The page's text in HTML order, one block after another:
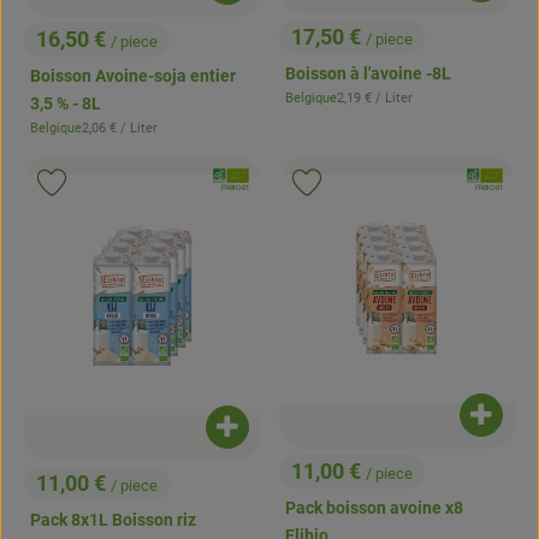
, Prix:
16,50 € / piece
Boisson Avoine-soja entier
3,5 % - 8L
, Origine:
Belgique, Prix de référence:
2,06 € / Liter
, Prix:
17,50 € / piece
Boisson à l'avoine -8L
, Origine:
Belgique, Prix de référence:
2,19 € / Liter
, Prix:
11,00 € / piece
Pack 8x1L Boisson riz
Ajouter le produit au panier
, Association:
, Autorité de contrôle:
FR-BIO-01
Ajouter le produit aux favoris
, Prix:
11,00 € / piece
Pack boisson avoine x8
, , Autorité de contrôle:
FR-BIO-01
Ajouter le produit aux favoris